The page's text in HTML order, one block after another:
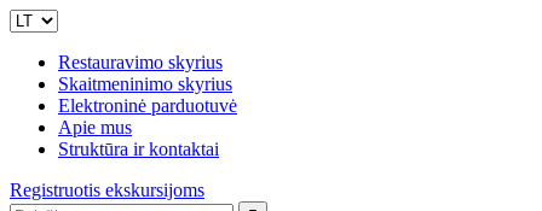
Restauravimo skyrius
Skaitmeninimo skyrius
Elektroninė parduotuvė
Apie mus
Struktūra ir kontaktai
Registruotis ekskursijoms